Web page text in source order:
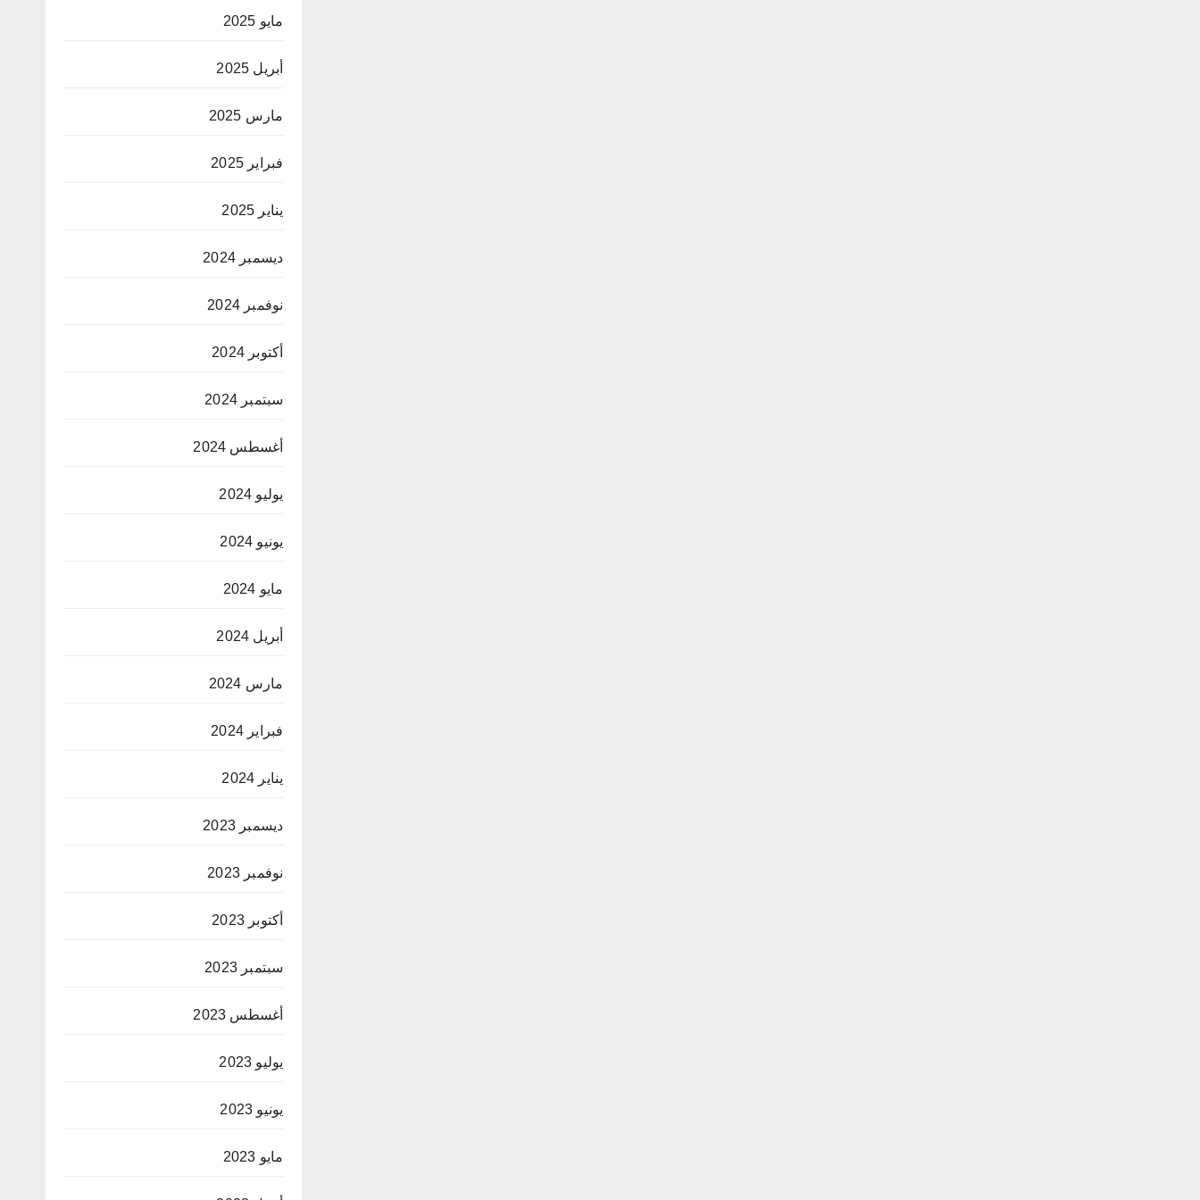
مايو 2025
أبريل 2025
مارس 2025
فبراير 2025
يناير 2025
ديسمبر 2024
نوفمبر 2024
أكتوبر 2024
سبتمبر 2024
أغسطس 2024
يوليو 2024
يونيو 2024
مايو 2024
أبريل 2024
مارس 2024
فبراير 2024
يناير 2024
ديسمبر 2023
نوفمبر 2023
أكتوبر 2023
سبتمبر 2023
أغسطس 2023
يوليو 2023
يونيو 2023
مايو 2023